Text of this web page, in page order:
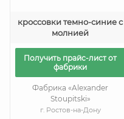
кроссовки темно-синие с
молнией
Получить прайс-лист от
фабрики
Фабрика «Alexander
Stoupitski»
г. Ростов-на-Дону